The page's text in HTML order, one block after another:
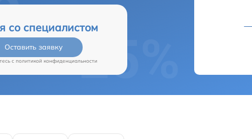
со специалистом
Оставить заявку
c политикой конфиденциальности